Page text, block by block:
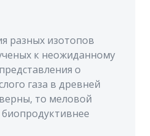
разных изотопов
к неожиданному
о
газа в древней
то меловой